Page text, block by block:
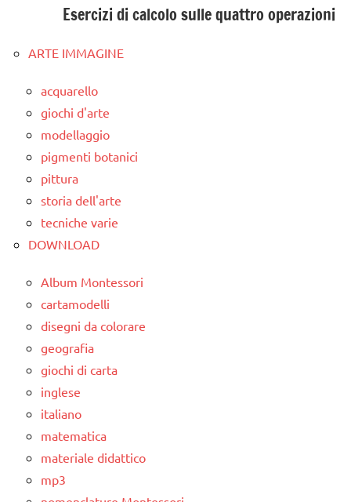
Esercizi di calcolo sulle quattro operazioni
ARTE IMMAGINE
acquarello
giochi d'arte
modellaggio
pigmenti botanici
pittura
storia dell'arte
tecniche varie
DOWNLOAD
Album Montessori
cartamodelli
disegni da colorare
geografia
giochi di carta
inglese
italiano
matematica
materiale didattico
mp3